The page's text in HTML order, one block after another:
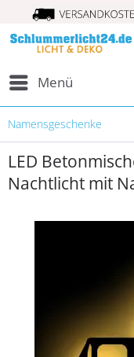
Menü
Namensgeschenke
LED
Nachtlicht mit